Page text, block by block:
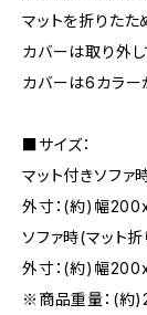
マットを折りたた
カバーは取り外し
カバーは6カラ
■サイズ：
マット付きソファ
外寸：(約)幅
ソファ時(マット
外寸：(約)幅
※商品重量：(約